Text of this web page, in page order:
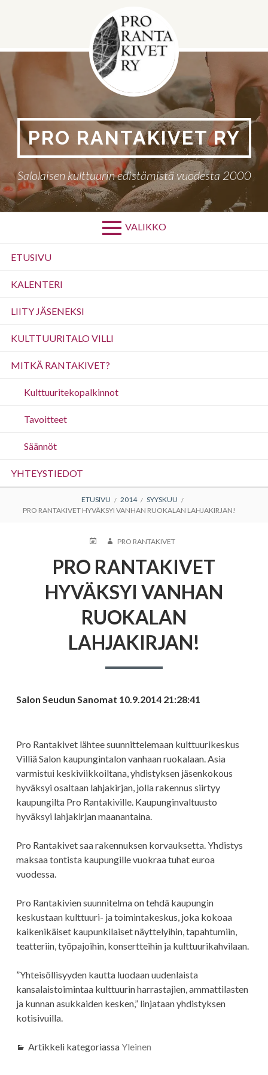
PRO RANTAKIVET RY
Salolaisen kulttuurin edistämistä vuodesta 2000
VALIKKO
Ensisijainen
valikko
ETUSIVU
KALENTERI
LIITY JÄSENEKSI
KULTTUURITALO VILLI
MITKÄ RANTAKIVET?
Kulttuuritekopalkinnot
Tavoitteet
Säännöt
YHTEYSTIEDOT
MURUPOLKU
ETUSIVU 2014
SYYSKUU
PRO RANTAKIVET HYVÄKSYI VANHAN RUOKALAN LAHJAKIRJAN!
JULKAISTUKIRJOITTAJA
PRO RANTAKIVET
PRO RANTAKIVET
HYVÄKSYI VANHAN
RUOKALAN
LAHJAKIRJAN!
Salon Seudun Sanomat 10.9.2014 21:28:41
Pro Rantakivet lähtee suunnittelemaan kulttuurikeskus
Villiä Salon kaupungintalon vanhaan ruokalaan. Asia
varmistui keskiviikkoiltana, yhdistyksen jäsenkokous
hyväksyi osaltaan lahjakirjan, jolla rakennus siirtyy
kaupungilta Pro Rantakiville. Kaupunginvaltuusto
hyväksyi lahjakirjan maanantaina.
Pro Rantakivet saa rakennuksen korvauksetta. Yhdistys
maksaa tontista kaupungille vuokraa tuhat euroa
vuodessa.
Pro Rantakivien suunnitelma on tehdä kaupungin
keskustaan kulttuuri- ja toimintakeskus, joka kokoaa
kaikenikäiset kaupunkilaiset näyttelyihin, tapahtumiin,
teatteriin, työpajoihin, konsertteihin ja kulttuurikahvilaan.
”Yhteisöllisyyden kautta luodaan uudenlaista
kansalaistoimintaa kulttuurin harrastajien, ammattilasten
ja kunnan asukkaiden kesken,” linjataan yhdistyksen
kotisivuilla.
Artikkeli kategoriassaYleinen